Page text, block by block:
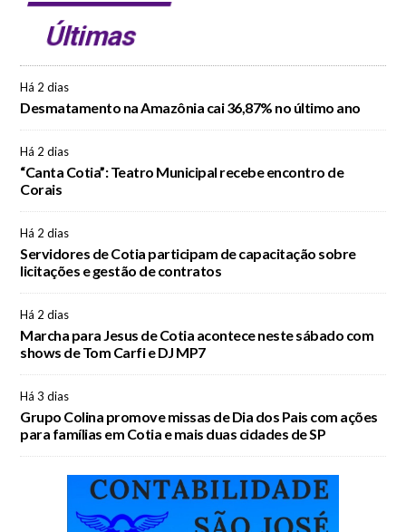
Últimas
Há 2 dias
Desmatamento na Amazônia cai 36,87% no último ano
Há 2 dias
“Canta Cotia”: Teatro Municipal recebe encontro de
Corais
Há 2 dias
Servidores de Cotia participam de capacitação sobre
licitações e gestão de contratos
Há 2 dias
Marcha para Jesus de Cotia acontece neste sábado com
shows de Tom Carfi e DJ MP7
Há 3 dias
Grupo Colina promove missas de Dia dos Pais com ações
para famílias em Cotia e mais duas cidades de SP